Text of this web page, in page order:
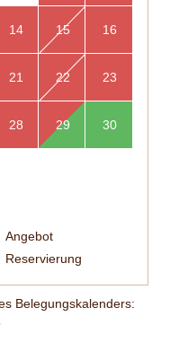
14 15 16
21 22 23
28 29 30
Angebot
Reservierung
Belegungskalenders: